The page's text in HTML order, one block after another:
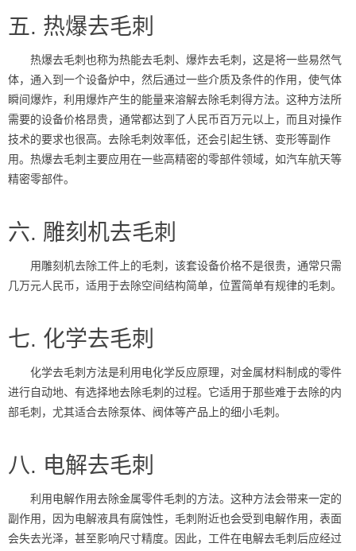
五. 热爆去毛刺
热爆去毛刺也称为热能去毛刺、爆炸去毛刺，这是将一些易然气
体，通入到一个设备炉中，然后通过一些介质及条件的作用，使气体
瞬间爆炸，利用爆炸产生的能量来溶解去除毛刺得方法。这种方法所
需要的设备价格昂贵，通常都达到了人民币百万元以上，而且对操作
技术的要求也很高。去除毛刺效率低，还会引起生锈、变形等副作
用。热爆去毛刺主要应用在一些高精密的零部件领域，如汽车航天等
精密零部件。
六. 雕刻机去毛刺
用雕刻机去除工件上的毛刺，该套设备价格不是很贵，通常只需
几万元人民币，适用于去除空间结构简单，位置简单有规律的毛刺。
七. 化学去毛刺
化学去毛刺方法是利用电化学反应原理，对金属材料制成的零件
进行自动地、有选择地去除毛刺的过程。它适用于那些难于去除的内
部毛刺，尤其适合去除泵体、阀体等产品上的细小毛刺。
八. 电解去毛刺
利用电解作用去除金属零件毛刺的方法。这种方法会带来一定的
副作用，因为电解液具有腐蚀性，毛刺附近也会受到电解作用，表面
会失去光泽，甚至影响尺寸精度。因此，工件在电解去毛刺后应经过